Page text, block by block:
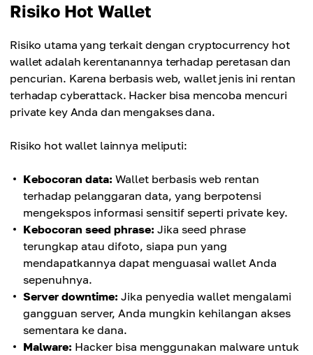
Risiko Hot Wallet
Risiko utama yang terkait dengan cryptocurrency hot
wallet adalah kerentanannya terhadap peretasan dan
pencurian. Karena berbasis web, wallet jenis ini rentan
terhadap cyberattack. Hacker bisa mencoba mencuri
private key Anda dan mengakses dana.
Risiko hot wallet lainnya meliputi:
Kebocoran data: Wallet berbasis web rentan
terhadap pelanggaran data, yang berpotensi
mengekspos informasi sensitif seperti private key.
Kebocoran seed phrase: Jika seed phrase
terungkap atau difoto, siapa pun yang
mendapatkannya dapat menguasai wallet Anda
sepenuhnya.
Server downtime: Jika penyedia wallet mengalami
gangguan server, Anda mungkin kehilangan akses
sementara ke dana.
Malware: Hacker bisa menggunakan malware untuk